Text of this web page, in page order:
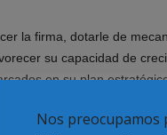
la firma, dotarle de
su capacidad de
en su plan
se han definido con
en las firmas
Nos preocupamos